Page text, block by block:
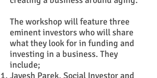
The workshop will feature three
eminent investors who will share
what they look for in funding and
investing in a business. They
include;
Jayesh Parek, Social Investor and